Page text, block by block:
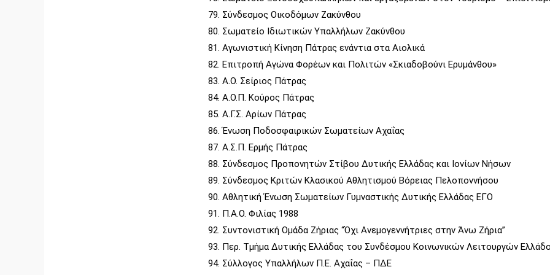
Σύνδεσμος Οικοδόμων Ζακύνθου
Σωματείο Ιδιωτικών Υπαλλήλων Ζακύνθου
Αγωνιστική Κίνηση Πάτρας ενάντια στα Αιολικά
Επιτροπή Αγώνα Φορέων και Πολιτών «Σκιαδοβούνι Ερυμάνθου»
Α.Ο. Σείριος Πάτρας
Α.Ο.Π. Κούρος Πάτρας
Α.Γ.Σ. Αρίων Πάτρας
Ένωση Ποδοσφαιρικών Σωματείων Αχαΐας
Α.Σ.Π. Ερμής Πάτρας
Σύνδεσμος Προπονητών Στίβου Δυτικής Ελλάδας και Ιονίων Νήσων
Σύνδεσμος Κριτών Κλασικού Αθλητισμού Βόρειας Πελοποννήσου
Αθλητική Ένωση Σωματείων Γυμναστικής Δυτικής Ελλάδας ΕΓΟ
Π.Α.Ο. Φιλίας 1988
Συντονιστική Ομάδα Ζήριας “Όχι Ανεμογεννήτριες στην Άνω Ζήρια”
Περ. Τμήμα Δυτικής Ελλάδας του Συνδέσμου Κοινωνικών Λειτουργών
Σύλλογος Υπαλλήλων Π.Ε. Αχαΐας – ΠΔΕ